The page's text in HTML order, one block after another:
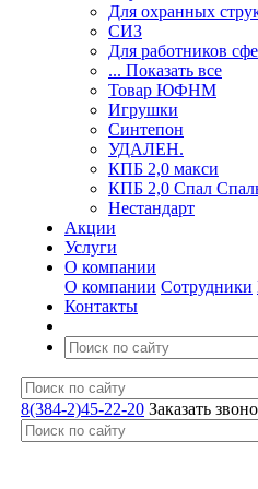
Для охранных
СИЗ
Для работников
... Показать все
Товар ЮФНМ
Игрушки
Синтепон
УДАЛЕН.
КПБ 2,0 макси
КПБ 2,0 Спал
Нестандарт
Акции
Услуги
О компании
О компании Сотрудники
Контакты
8(384-2)45-22-20 Заказать